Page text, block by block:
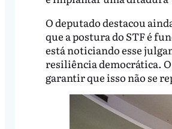
O deputado destacou
que a postura do STF é
está noticiando esse
resiliência democrática.
garantir que isso não se